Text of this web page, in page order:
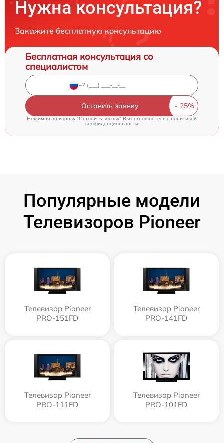
Нужна консультация?
Закажите бесплатную консультацию
Бесплатная консультация со
специалистом
Оставить заявку
Нажимая на кнопку "Оставить заявку" Вы соглашаетесь cполитикой
конфиденциальности
Популярные модели
Телевизоров Pioneer
Телевизор Pioneer
PRO-151FD
Телевизор Pioneer
PRO-141FD
Телевизор Pioneer
PRO-111FD
Телевизор Pioneer
PRO-101FD